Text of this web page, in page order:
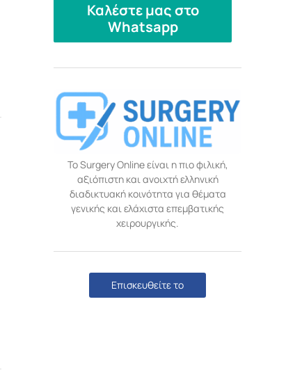
Καλέστε μας στο
Whatsapp
Το Surgery Online είναι η πιο φιλική,
αξιόπιστη και ανοιχτή ελληνική
διαδικτυακή κοινότητα για θέματα
γενικής και ελάχιστα επεμβατικής
χειρουργικής.
Επισκευθείτε το